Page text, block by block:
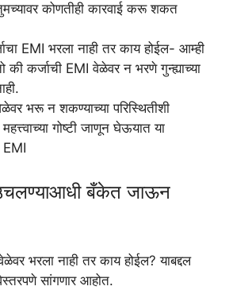
कोणतीही कारवाई करू शकत
EMI भरला नाही तर काय होईल- आम्ही
की कर्जाची EMI वेळेवर न भरणे गुन्ह्याच्या
भरू न शकण्याच्या परिस्थितीशी
गोष्टी जाणून घेऊयात या
बँकेत जाऊन
भरला नाही तर काय होईल? याबद्दल
सांगणार आहोत.